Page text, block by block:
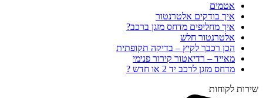
אטמים
איך בודקים אלטרנטור
איך מחליפים מדחס מזגן ברכב?
אלטרנטור חלש
הכן רכבך לקיץ – בדיקה תקופתית
מאייד – רדיאטור קירור פנימי
מדחס מזגן לרכב יד 2 או חדש ?
שירות לקוחות